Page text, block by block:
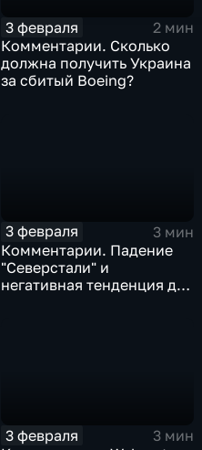
3 февраля
2 мин
Комментарии. Сколько
должна получить Украина
за сбитый Boeing?
3 февраля
3 мин
Комментарии. Падение
"Северстали" и
негативная тенденция для
3 февраля
3 мин